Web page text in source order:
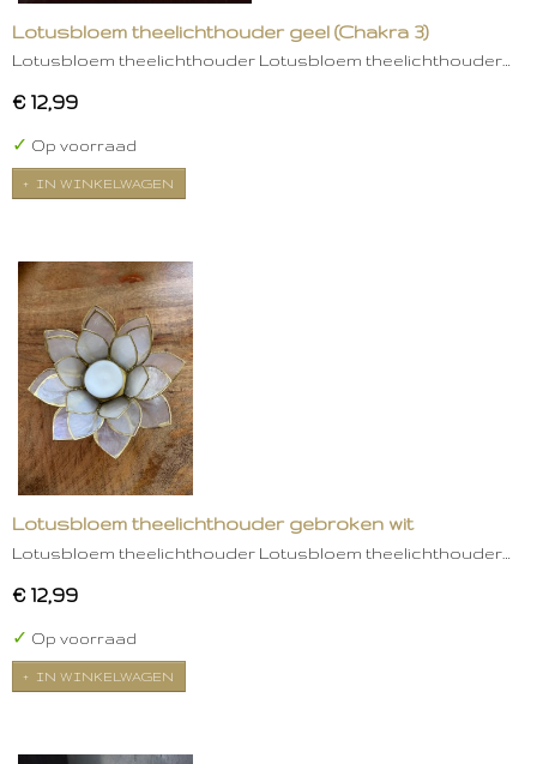
Lotusbloem theelichthouder geel (Chakra 3)
Lotusbloem theelichthouder Lotusbloem theelichthouder…
€ 12,99
✓ Op voorraad
IN WINKELWAGEN
Lotusbloem theelichthouder gebroken wit
Lotusbloem theelichthouder Lotusbloem theelichthouder…
€ 12,99
✓ Op voorraad
IN WINKELWAGEN